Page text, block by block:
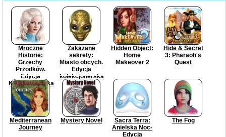
Mroczne
Historie:
Grzechy
Przodków.
Edycja
Kolekcjonerska
Zakazane
sekrety:
Miasto obcych.
Edycja
kolekcjonerska
Hidden Object:
Home
Makeover 2
Hide & Secret
3: Pharaoh's
Quest
Mediterranean
Journey
Mystery Novel
Sacra Terra:
Anielska Noc-
Edycja
The Fog